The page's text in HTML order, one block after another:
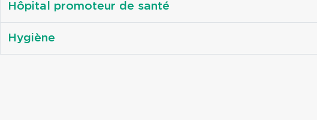
Hôpital promoteur de santé
Hygiène